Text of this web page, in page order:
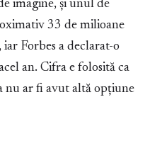
imagine, și unul de
33 de milioane
Forbes a declarat-o
an. Cifra e folosită ca
nu ar fi avut altă opțiune